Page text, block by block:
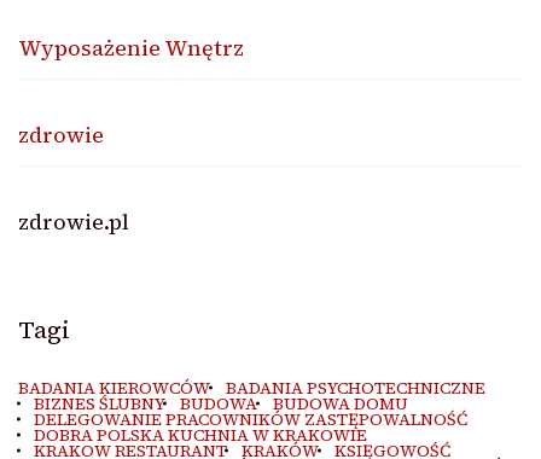
Wyposażenie Wnętrz
zdrowie
zdrowie.pl
Tagi
BADANIA KIEROWCÓW BADANIA PSYCHOTECHNICZNE
BIZNES ŚLUBNY BUDOWA BUDOWA DOMU
DELEGOWANIE PRACOWNIKÓW ZASTĘPOWALNOŚĆ
DOBRA POLSKA KUCHNIA W KRAKOWIE
KRAKOW RESTAURANT KRAKÓW KSIĘGOWOŚĆ